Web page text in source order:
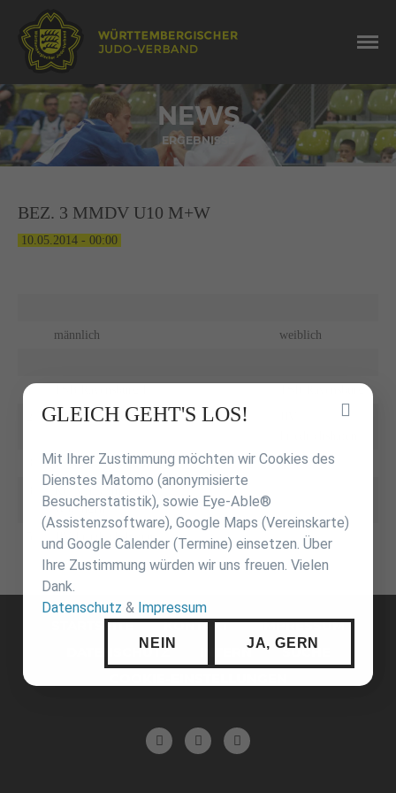
NEWS
ERGEBNISSE
BEZ. 3 MMDV U10 M+W
10.05.2014 - 00:00
männlich weiblich
1.
KJC Ravensburg
TSB Ravensburg II
Wiblingen
JJV Friedrichshafen
Navigation
STARTSEITE KONTAKT
IMPRESSUM
DATENSCHUTZ
INTERN
SUCHE
Inhalt
GLEICH GEHT'S LOS!
Mit Ihrer Zustimmung möchten wir Cookies des
Dienstes Matomo (anonymisierte
Besucherstatistik), sowie Eye-Able®
(Assistenzsoftware), Google Maps (Vereinskarte)
und Google Calender (Termine) einsetzen. Über
Ihre Zustimmung würden wir uns freuen. Vielen
Dank.
Datenschutz & Impressum
NEIN JA, GERN